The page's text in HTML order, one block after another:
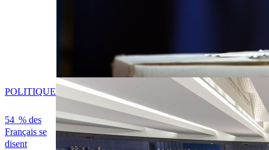
54 % des
Français se
disent
POLITIQUE